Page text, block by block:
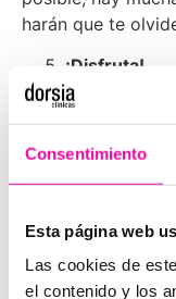
Consentimiento
Esta página web
Las cookies de
el contenido y los
harán que te
¡Disfruta!
Mantén tus
hacerlos en
Encuentra más
aquí.